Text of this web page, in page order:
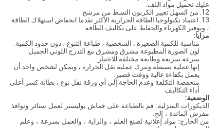
عليك تحميل مواد اللف.
12. من السهل تغيير الكربون النشط من مرشح
13. اعتماد تكنولوجيا الطاقة الحرارية الأكثر تقدما انخفاض استهلاك الطاقة
، وتوفير الكهرباء والحفاظ على تكاليف الطاقة.
مزايا:
مناسبة للكمية الصغيرة ، الشخصية ، طباعة التنوع ، دون حدود الكمية.
لون الصورة المطبوعة مشرق ومشرق مع التدرج اللوني الجميل.
سرعة سريعة وطابعة مختلفة للاختيار
إنها عملية بسيطة وتترك عملية نقل الحرارة ، ويمكن لشخص واحد أن
يعمل بكفاءة عالية ووقت قصير.
منخفضة التكلفة وعدم الحاجة إلى أي ورقة نقل نوع ، بطانة كسر أعلى
أداء التكاليف
الوضعية:
الديكورات المنزلية: قم بالطباعة على قماش بوليستر لعمل ستائر ونوافذ
مفرش المائدة ، إلخ.
من الخارج: مواد إعلانية لصنع العلم ، والراية ، والعمل بسرعة ، وعلم